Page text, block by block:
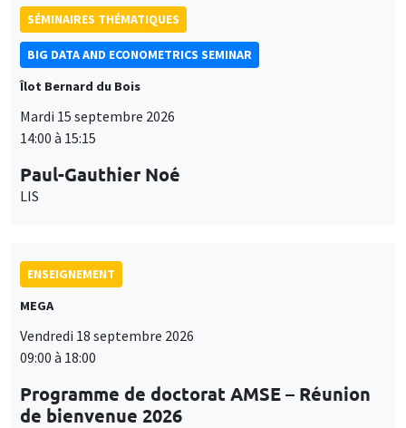
SÉMINAIRES THÉMATIQUES
BIG DATA AND ECONOMETRICS SEMINAR
Îlot Bernard du Bois
Mardi 15 septembre 2026
14:00 à 15:15
Paul-Gauthier Noé
LIS
ENSEIGNEMENT
MEGA
Vendredi 18 septembre 2026
09:00 à 18:00
Programme de doctorat AMSE – Réunion
de bienvenue 2026